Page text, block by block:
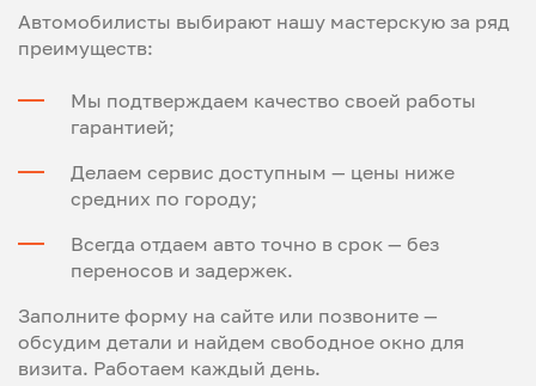
Автомобилисты выбирают нашу мастерскую за ряд
преимуществ:
Мы подтверждаем качество своей работы
гарантией;
Делаем сервис доступным — цены ниже
средних по городу;
Всегда отдаем авто точно в срок — без
переносов и задержек.
Заполните форму на сайте или позвоните —
обсудим детали и найдем свободное окно для
визита. Работаем каждый день.